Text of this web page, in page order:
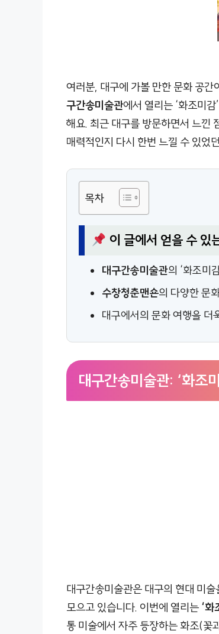
여러분, 대구에 가볼 만한 문화 공
구간송미술관에서 열리는 ‘화조미감
해요. 최근 대구를 방문하면서 느낀
매력적인지 다시 한번 느낄 수 있었
목차
이 글에서 얻을 수 있
대구간송미술관의 ‘화조미
수창청춘맨숀의 다양한 문
대구에서의 문화 여행을 더
대구간송미술관: ‘화조
대구간송미술관은 대구의 현대 미
모으고 있습니다. 이번에 열리는 ‘화
통 미술에서 자주 등장하는 화조(꽃